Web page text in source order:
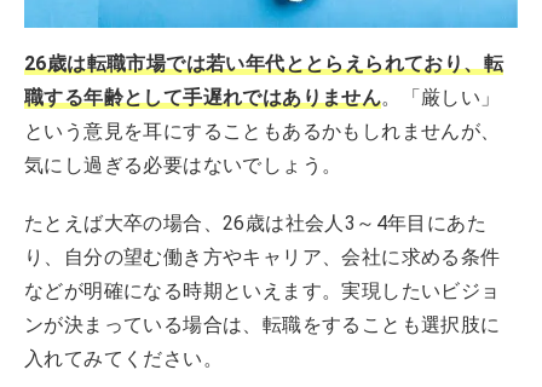
26歳は転職市場では若い年代ととらえられており、転
職する年齢として手遅れではありません。「厳しい」
という意見を耳にすることもあるかもしれませんが、
気にし過ぎる必要はないでしょう。
たとえば大卒の場合、26歳は社会人3～4年目にあた
り、自分の望む働き方やキャリア、会社に求める条件
などが明確になる時期といえます。実現したいビジョ
ンが決まっている場合は、転職をすることも選択肢に
入れてみてください。